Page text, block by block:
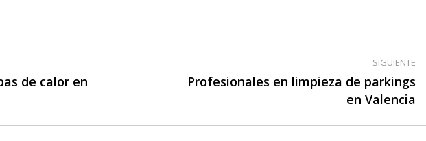
de calor en
SIGUIENTE
Publicación
Profesionales en limpieza de parkings
en Valencia